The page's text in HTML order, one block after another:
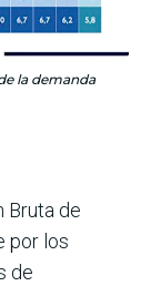
la demanda
Bruta de
por los
de